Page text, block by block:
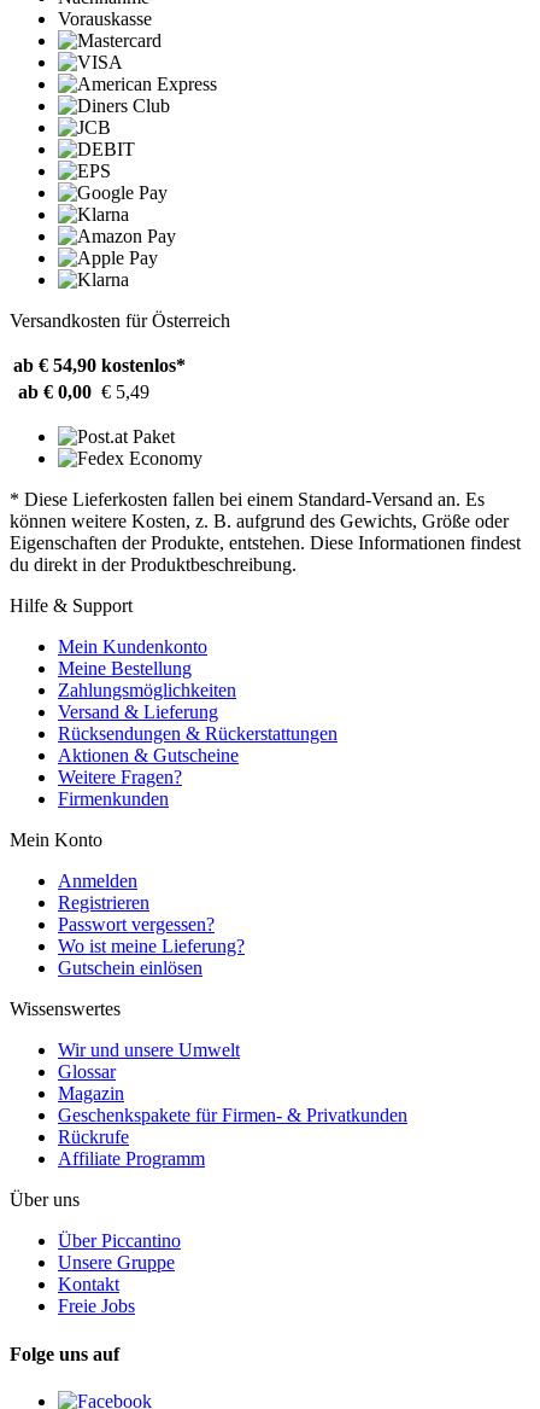
Vorauskasse
Versandkosten für Österreich
ab € 54,90 kostenlos*
ab € 0,00 € 5,49
* Diese Lieferkosten fallen bei einem Standard-Versand an. Es
können weitere Kosten, z. B. aufgrund des Gewichts, Größe oder
Eigenschaften der Produkte, entstehen. Diese Informationen findest
du direkt in der Produktbeschreibung.
Hilfe & Support
Mein Kundenkonto
Meine Bestellung
Zahlungsmöglichkeiten
Versand & Lieferung
Rücksendungen & Rückerstattungen
Aktionen & Gutscheine
Weitere Fragen?
Firmenkunden
Mein Konto
Anmelden
Registrieren
Passwort vergessen?
Wo ist meine Lieferung?
Gutschein einlösen
Wissenswertes
Wir und unsere Umwelt
Glossar
Magazin
Geschenkspakete für Firmen- & Privatkunden
Rückrufe
Affiliate Programm
Über uns
Über Piccantino
Unsere Gruppe
Kontakt
Freie Jobs
Folge uns auf